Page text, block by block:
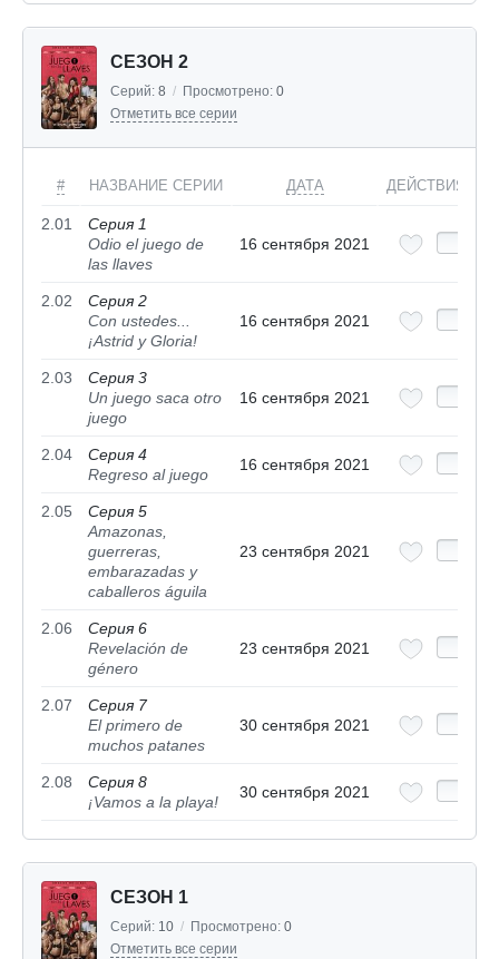
СЕЗОН 2
Серий: 8 / Просмотрено: 0
Отметить все серии
# НАЗВАНИЕ СЕРИИ ДАТА ДЕЙСТВИЯ
2.01
Серия 1
Odio el juego de
las llaves
16 сентября 2021
2.02
Серия 2
Con ustedes...
¡Astrid y Gloria!
16 сентября 2021
2.03
Серия 3
Un juego saca otro
juego
16 сентября 2021
2.04
Серия 4
Regreso al juego
16 сентября 2021
2.05
Серия 5
Amazonas,
guerreras,
embarazadas y
caballeros águila
23 сентября 2021
2.06
Серия 6
Revelación de
género
23 сентября 2021
2.07
Серия 7
El primero de
muchos patanes
30 сентября 2021
2.08
Серия 8
¡Vamos a la playa!
30 сентября 2021
СЕЗОН 1
Серий: 10 / Просмотрено: 0
Отметить все серии